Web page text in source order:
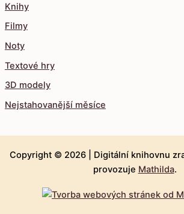
Knihy
Filmy
Noty
Textové hry
3D modely
Nejstahovanější měsíce
Copyright © 2026 | Digitální knihovnu
provozuje Mathilda.